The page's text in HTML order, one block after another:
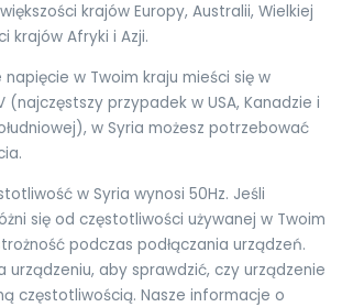
krajów Europy, Australii, Wielkiej
krajów Afryki i Azji.
w Twoim kraju mieści się w
(najczęstszy przypadek w USA, Kanadzie i
w Syria możesz potrzebować
w Syria wynosi 50Hz. Jeśli
się od częstotliwości używanej w Twoim
podczas podłączania urządzeń.
urządzeniu, aby sprawdzić, czy urządzenie
częstotliwością. Nasze informacje o